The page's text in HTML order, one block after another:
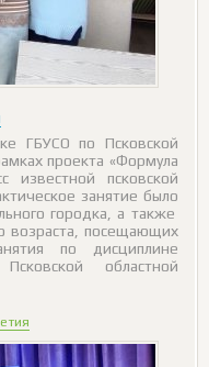
ГБУСО по Псковской
проекта «Формула
известной псковской
занятие было
городка, а также
возраста, посещающих
по дисциплине
областной